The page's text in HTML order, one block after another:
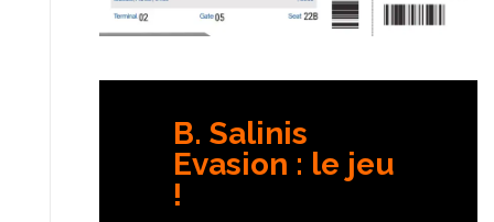
B. Salinis
Evasion : le jeu
!